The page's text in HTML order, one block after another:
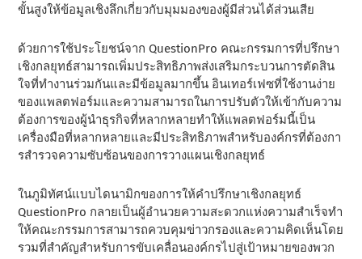
ขั้นสูงให้ข้อมูลเชิงลึกเกี่ยวกับมุมมองของผู้มีส่วนได้ส่วนเสีย
ด้วยการใช้ประโยชน์จาก QuestionPro คณะกรรมการที่ปรึกษา
เชิงกลยุทธ์สามารถเพิ่มประสิทธิภาพส่งเสริมกระบวนการตัดสิน
ใจที่ทํางานร่วมกันและมีข้อมูลมากขึ้น อินเทอร์เฟซที่ใช้งานง่าย
ของแพลตฟอร์มและความสามารถในการปรับตัวให้เข้ากับความ
ต้องการของผู้นําธุรกิจที่หลากหลายทําให้แพลตฟอร์มนี้เป็น
เครื่องมือที่หลากหลายและมีประสิทธิภาพสําหรับองค์กรที่ต้องกา
รสํารวจความซับซ้อนของการวางแผนเชิงกลยุทธ์
ในภูมิทัศน์แบบไดนามิกของการให้คําปรึกษาเชิงกลยุทธ์
QuestionPro กลายเป็นผู้อํานวยความสะดวกแห่งความสําเร็จทํา
ให้คณะกรรมการสามารถควบคุมข่าวกรองและความคิดเห็นโดย
รวมที่สําคัญสําหรับการขับเคลื่อนองค์กรไปสู่เป้าหมายของพวก